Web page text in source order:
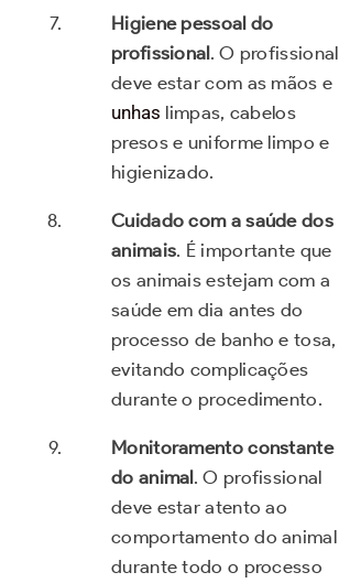
Higiene pessoal do
profissional. O profissional
deve estar com as mãos e
unhas limpas, cabelos
presos e uniforme limpo e
higienizado.
Cuidado com a saúde dos
animais. É importante que
os animais estejam com a
saúde em dia antes do
processo de banho e tosa,
evitando complicações
durante o procedimento.
Monitoramento constante
do animal. O profissional
deve estar atento ao
comportamento do animal
durante todo o processo